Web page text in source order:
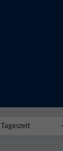
Tageszeit